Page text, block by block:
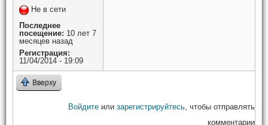
Не в сети
Последнее
посещение: 10 лет 7
месяцев назад
Регистрация:
11/04/2014 - 19:09
Вверху
Войдите или зарегистрируйтесь, чтобы отправлять
комментарии